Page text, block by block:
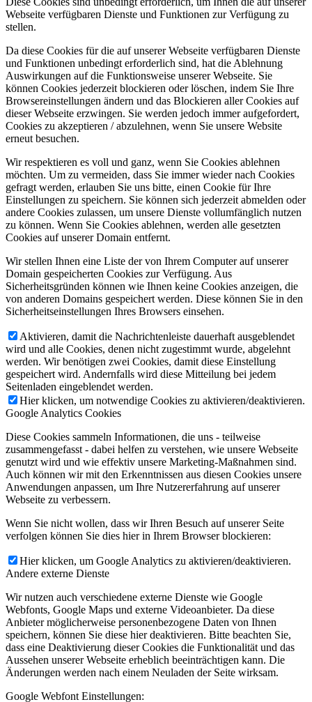
Webseite verfügbaren Dienste und Funktionen zur Verfügung zu
stellen.
Da diese Cookies für die auf unserer Webseite verfügbaren Dienste
und Funktionen unbedingt erforderlich sind, hat die Ablehnung
Auswirkungen auf die Funktionsweise unserer Webseite. Sie
können Cookies jederzeit blockieren oder löschen, indem Sie Ihre
Browsereinstellungen ändern und das Blockieren aller Cookies auf
dieser Webseite erzwingen. Sie werden jedoch immer aufgefordert,
Cookies zu akzeptieren / abzulehnen, wenn Sie unsere Website
erneut besuchen.
Wir respektieren es voll und ganz, wenn Sie Cookies ablehnen
möchten. Um zu vermeiden, dass Sie immer wieder nach Cookies
gefragt werden, erlauben Sie uns bitte, einen Cookie für Ihre
Einstellungen zu speichern. Sie können sich jederzeit abmelden oder
andere Cookies zulassen, um unsere Dienste vollumfänglich nutzen
zu können. Wenn Sie Cookies ablehnen, werden alle gesetzten
Cookies auf unserer Domain entfernt.
Wir stellen Ihnen eine Liste der von Ihrem Computer auf unserer
Domain gespeicherten Cookies zur Verfügung. Aus
Sicherheitsgründen können wie Ihnen keine Cookies anzeigen, die
von anderen Domains gespeichert werden. Diese können Sie in den
Sicherheitseinstellungen Ihres Browsers einsehen.
Aktivieren, damit die Nachrichtenleiste dauerhaft ausgeblendet
wird und alle Cookies, denen nicht zugestimmt wurde, abgelehnt
werden. Wir benötigen zwei Cookies, damit diese Einstellung
gespeichert wird. Andernfalls wird diese Mitteilung bei jedem
Seitenladen eingeblendet werden.
Hier klicken, um notwendige Cookies zu aktivieren/deaktivieren.
Google Analytics Cookies
Diese Cookies sammeln Informationen, die uns - teilweise
zusammengefasst - dabei helfen zu verstehen, wie unsere Webseite
genutzt wird und wie effektiv unsere Marketing-Maßnahmen sind.
Auch können wir mit den Erkenntnissen aus diesen Cookies unsere
Anwendungen anpassen, um Ihre Nutzererfahrung auf unserer
Webseite zu verbessern.
Wenn Sie nicht wollen, dass wir Ihren Besuch auf unserer Seite
verfolgen können Sie dies hier in Ihrem Browser blockieren:
Hier klicken, um Google Analytics zu aktivieren/deaktivieren.
Andere externe Dienste
Wir nutzen auch verschiedene externe Dienste wie Google
Webfonts, Google Maps und externe Videoanbieter. Da diese
Anbieter möglicherweise personenbezogene Daten von Ihnen
speichern, können Sie diese hier deaktivieren. Bitte beachten Sie,
dass eine Deaktivierung dieser Cookies die Funktionalität und das
Aussehen unserer Webseite erheblich beeinträchtigen kann. Die
Änderungen werden nach einem Neuladen der Seite wirksam.
Google Webfont Einstellungen: